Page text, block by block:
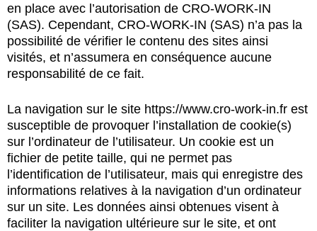
en place avec l’autorisation de CRO-WORK-IN
(SAS). Cependant, CRO-WORK-IN (SAS) n’a pas la
possibilité de vérifier le contenu des sites ainsi
visités, et n’assumera en conséquence aucune
responsabilité de ce fait.
La navigation sur le site https://www.cro-work-in.fr est
susceptible de provoquer l’installation de cookie(s)
sur l’ordinateur de l’utilisateur. Un cookie est un
fichier de petite taille, qui ne permet pas
l’identification de l’utilisateur, mais qui enregistre des
informations relatives à la navigation d’un ordinateur
sur un site. Les données ainsi obtenues visent à
faciliter la navigation ultérieure sur le site, et ont